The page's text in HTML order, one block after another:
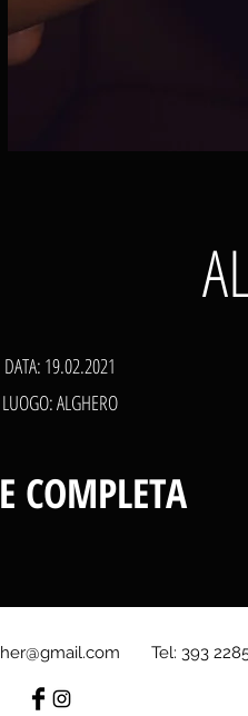
DATA: 19.02.2021
LUOGO: ALGHERO
COMPLETA
Tel: 393